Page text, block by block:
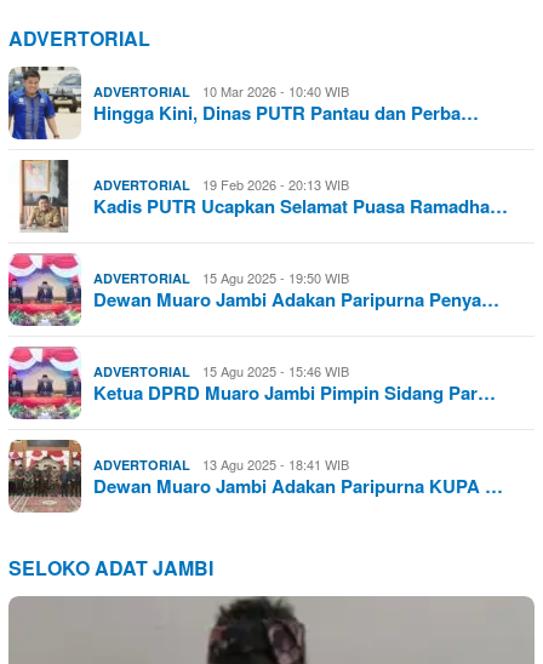
ADVERTORIAL
ADVERTORIAL 10 Mar 2026 - 10:40 WIB
Hingga Kini, Dinas PUTR Pantau dan Perba…
ADVERTORIAL 19 Feb 2026 - 20:13 WIB
Kadis PUTR Ucapkan Selamat Puasa Ramadha…
ADVERTORIAL 15 Agu 2025 - 19:50 WIB
Dewan Muaro Jambi Adakan Paripurna Penya…
ADVERTORIAL 15 Agu 2025 - 15:46 WIB
Ketua DPRD Muaro Jambi Pimpin Sidang Par…
ADVERTORIAL 13 Agu 2025 - 18:41 WIB
Dewan Muaro Jambi Adakan Paripurna KUPA …
SELOKO ADAT JAMBI